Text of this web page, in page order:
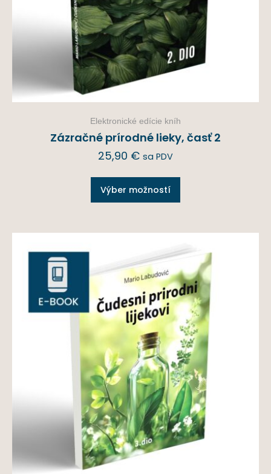
Elektronické edície kníh
Zázračné prírodné lieky, časť 2
25,90 € sa PDV
Výber možností